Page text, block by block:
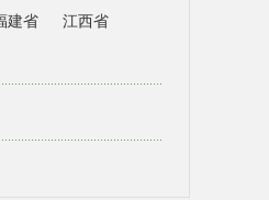
建省
江西省